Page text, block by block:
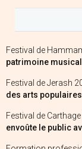
Festival de
patrimoine
Festival de Jerash
des arts
Festival de
envoûte le public